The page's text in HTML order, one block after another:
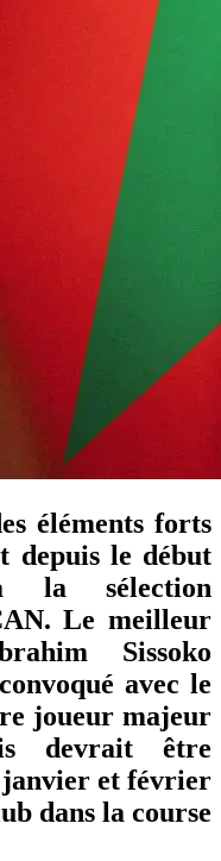
éléments forts
depuis le début
la sélection
Le meilleur
Sissoko
avec le
joueur majeur
devrait être
janvier et février
dans la course